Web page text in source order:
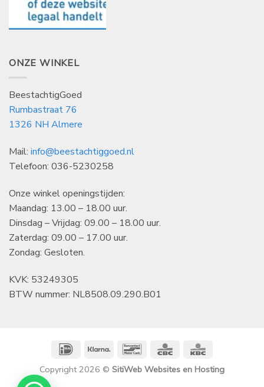
ONZE WINKEL
BeestachtigGoed
Rumbastraat 76
1326 NH Almere
Mail: info@beestachtiggoed.nl
Telefoon: 036-5230258
Onze winkel openingstijden:
Maandag: 13.00 – 18.00 uur.
Dinsdag – Vrijdag: 09.00 – 18.00 uur.
Zaterdag: 09.00 – 17.00 uur.
Zondag: Gesloten.
KVK: 53249305
BTW nummer: NL8508.09.290.B01
IDeal Klarna BancontactCBC
Copyright 2026 © SitiWeb Websites en Hosting